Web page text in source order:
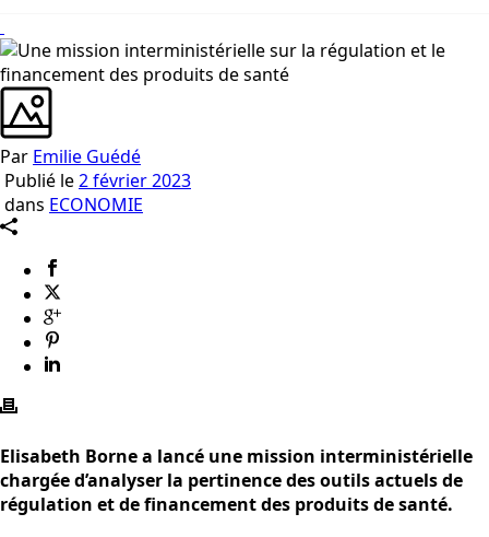
Par Emilie Guédé
Publié le2 février 2023
dans ECONOMIE
Elisabeth Borne a lancé une mission interministérielle
chargée d’analyser la pertinence des outils actuels de
régulation et de financement des produits de santé.